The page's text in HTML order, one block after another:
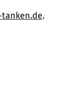
.